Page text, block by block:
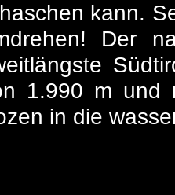
kann.
Der
1.990 m und
in die